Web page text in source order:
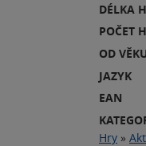
DÉLKA
POČET
OD
JAZYK
EAN
Hry »